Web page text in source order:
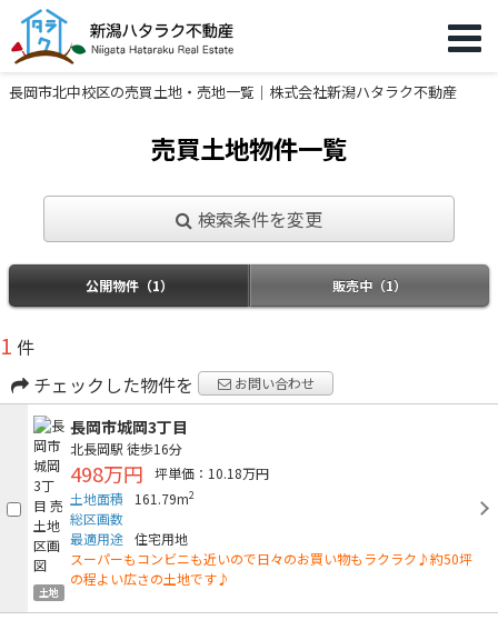
長岡市北中校区の売買土地・売地一覧｜株式会社新潟ハタラク不動産
売買土地物件一覧
検索条件を変更
公開物件（1） 販売中（1）
1 件
チェックした物件を
お問い合わせ
土地
長岡市城岡3丁目
北長岡駅 徒歩16分
498万円
坪単価：10.18万円
土地面積
161.79m2
総区画数
最適用途 住宅用地
スーパーもコンビニも近いので日々のお買い物もラクラク♪約50坪
の程よい広さの土地です♪